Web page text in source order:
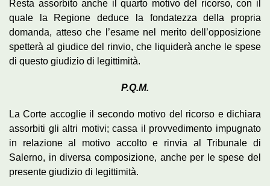
Resta assorbito anche il quarto motivo del ricorso, con il
quale la Regione deduce la fondatezza della propria
domanda, atteso che l’esame nel merito dell’opposizione
spetterà al giudice del rinvio, che liquiderà anche le spese
di questo giudizio di legittimità.
P.Q.M.
La Corte accoglie il secondo motivo del ricorso e dichiara
assorbiti gli altri motivi; cassa il provvedimento impugnato
in relazione al motivo accolto e rinvia al Tribunale di
Salerno, in diversa composizione, anche per le spese del
presente giudizio di legittimità.